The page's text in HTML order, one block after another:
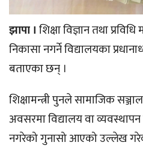
झापा ।शिक्षा विज्ञान तथा
निकासा नगर्ने विद्यालयका
बताएका छन् ।
शिक्षामन्त्री पुनले सामाजिक
अवसरमा विद्यालय वा
नगरेको गुनासो आएको उल्लेख